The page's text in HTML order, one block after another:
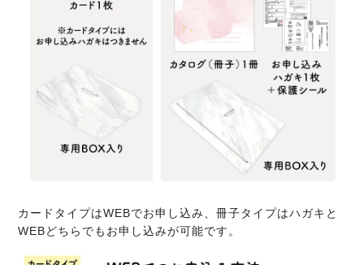
カードタイプはWEBでお申し込み、冊子タイプはハガキと
WEBどちらでもお申し込みが可能です。